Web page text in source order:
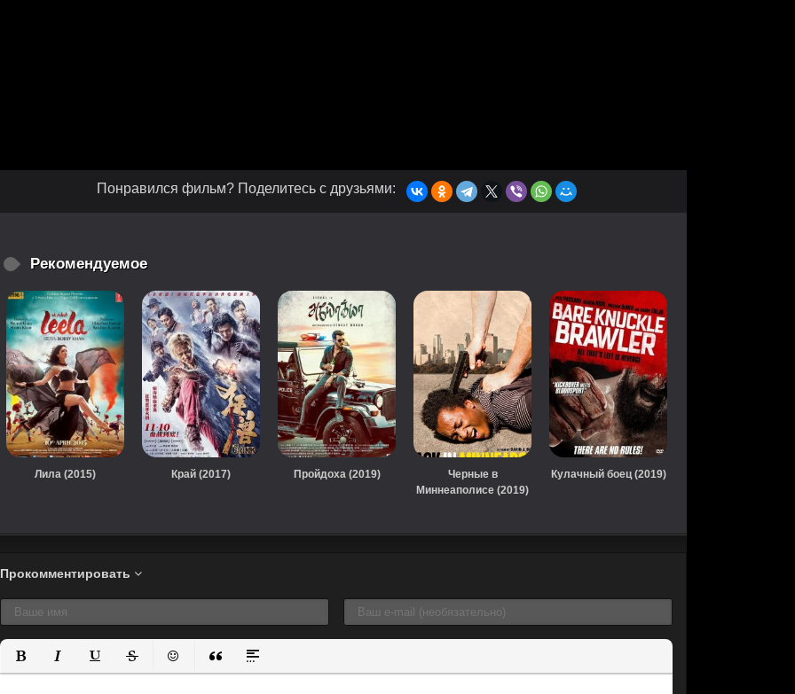
Понравился фильм? Поделитесь с друзьями:
Рекомендуемое
Лила (2015) Край (2017) Пройдоха (2019)
Черные в
Миннеаполисе (2019)
Кулачный боец (2019)
Прокомментировать
Полужирный
КурсивПодчеркнутый
ЗачеркнутыйВставить смайлик
Вставка цитаты
Вставка спойлера